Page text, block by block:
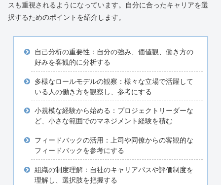
スも重視されるようになっています。自分に合ったキャリアを選
択するためのポイントを紹介します。
自己分析の重要性：自分の強み、価値観、働き方の
好みを客観的に分析する
多様なロールモデルの観察：様々な立場で活躍して
いる人の働き方を観察し、参考にする
小規模な経験から始める：プロジェクトリーダーな
ど、小さな範囲でのマネジメント経験を積む
フィードバックの活用：上司や同僚からの客観的な
フィードバックを参考にする
組織の制度理解：自社のキャリアパスや評価制度を
理解し、選択肢を把握する